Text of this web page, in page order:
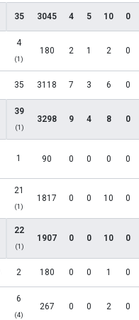
35 3045 4 5 10 0
4
(1)
180 2 1 2 0
35 3118 7 3 6 0
39
(1)
3298 9 4 8 0
1 90 0 0 0 0
21
(1)
1817 0 0 10 0
22
(1)
1907 0 0 10 0
2 180 0 0 1 0
6
(4)
267 0 0 2 0